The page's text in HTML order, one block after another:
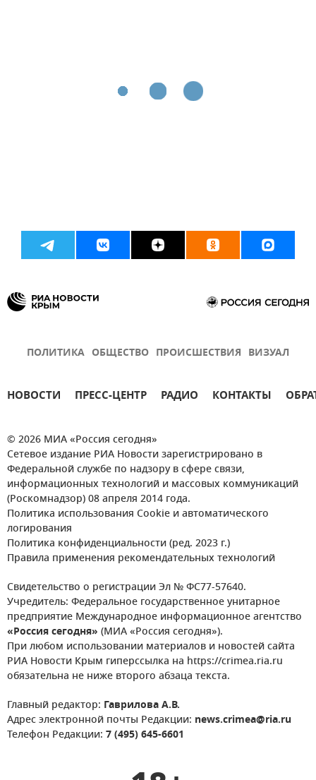
ПОЛИТИКА ОБЩЕСТВО ПРОИСШЕСТВИЯ ВИЗУАЛ
НОВОСТИ ПРЕСС-ЦЕНТР РАДИО КОНТАКТЫ
© 2026 МИА «Россия сегодня»
Сетевое издание РИА Новости зарегистрировано в
Федеральной службе по надзору в сфере связи,
информационных технологий и массовых коммуникаций
(Роскомнадзор) 08 апреля 2014 года.
Политика использования Cookie и автоматического
логирования
Политика конфиденциальности (ред. 2023 г.)
Правила применения рекомендательных технологий
Свидетельство о регистрации Эл № ФС77-57640.
Учредитель: Федеральное государственное унитарное
предприятие Международное информационное агентство
«Россия сегодня» (МИА «Россия сегодня»).
При любом использовании материалов и новостей сайта
РИА Новости Крым гиперссылка на https://crimea.ria.ru
обязательна не ниже второго абзаца текста.
Главный редактор: Гаврилова А.В.
Адрес электронной почты Редакции: news.crimea@ria.ru
Телефон Редакции: 7 (495) 645-6601